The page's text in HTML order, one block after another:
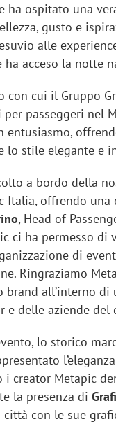
ha ospitato una
gusto e
alle
acceso la notte
con cui il Gruppo
passeggeri nel
entusiasmo,
lo stile elegante e
a bordo della
Italia, offrendo
, Head of
ci ha permesso
di
Ringraziamo
all’interno
e delle aziende del
lo storico
i creator Metapic
la presenza di
con le sue